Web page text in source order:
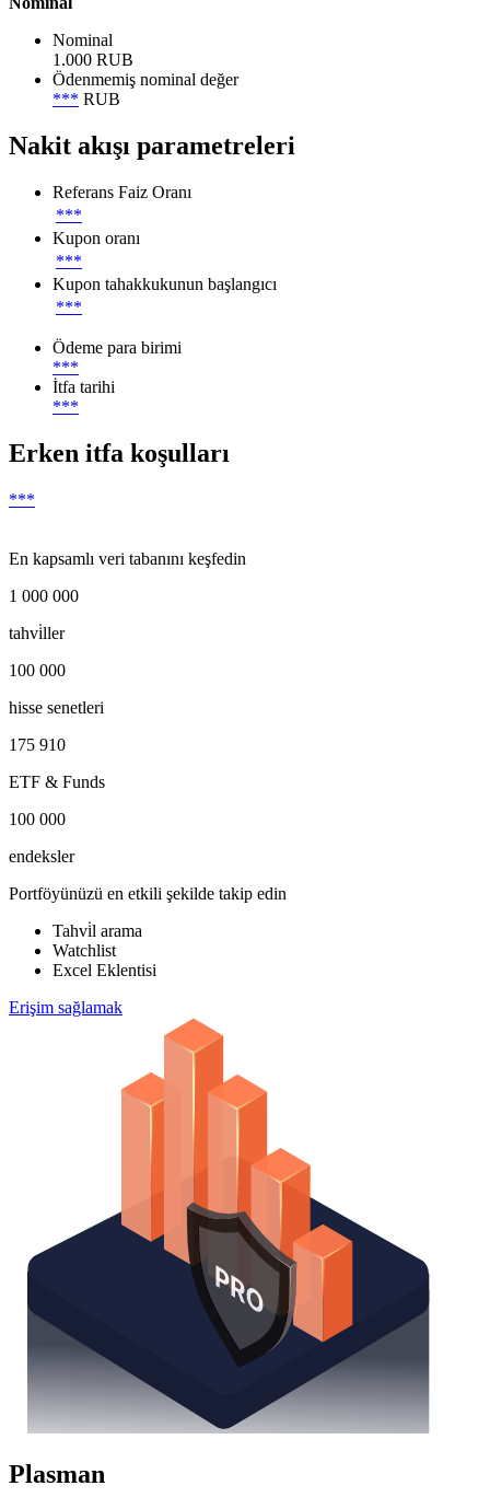
Nominal
1.000 RUB
Ödenmemiş nominal değer
*** RUB
Nakit akışı parametreleri
Referans Faiz Oranı
***
Kupon oranı
***
Kupon tahakkukunun başlangıcı
***
Ödeme para birimi
***
İtfa tarihi
***
Erken itfa koşulları
***
En kapsamlı veri tabanını keşfedin
1 000 000
tahvi̇ller
100 000
hisse senetleri
175 910
ETF & Funds
100 000
endeksler
Portföyünüzü en etkili şekilde takip edin
Tahvi̇l arama
Watchlist
Excel Eklentisi
Erişim sağlamak
Plasman